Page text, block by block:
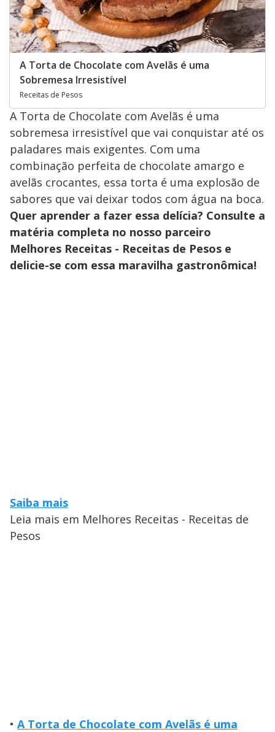
A Torta de Chocolate com Avelãs é uma
Sobremesa Irresistível
Receitas de Pesos
A Torta de Chocolate com Avelãs é uma
sobremesa irresistível que vai conquistar até os
paladares mais exigentes. Com uma
combinação perfeita de chocolate amargo e
avelãs crocantes, essa torta é uma explosão de
sabores que vai deixar todos com água na boca.
Quer aprender a fazer essa delícia? Consulte a
matéria completa no nosso parceiro
Melhores Receitas - Receitas de Pesos e
delicie-se com essa maravilha gastronômica!
Saiba mais
Leia mais em Melhores Receitas - Receitas de
Pesos
• A Torta de Chocolate com Avelãs é uma